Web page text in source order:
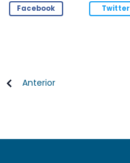
Facebook Twitter
Anterior